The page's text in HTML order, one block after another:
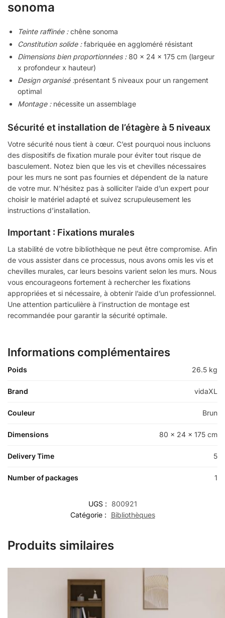
sonoma
Teinte raffinée :chêne sonoma
Constitution solide :fabriquée en aggloméré résistant
Dimensions bien proportionnées :80 x 24 x 175 cm (largeur
x profondeur x hauteur)
Design organisé :présentant 5 niveaux pour un rangement
optimal
Montage :nécessite un assemblage
Sécurité et installation de l’étagère à 5 niveaux
Votre sécurité nous tient à cœur. C’est pourquoi nous incluons
des dispositifs de fixation murale pour éviter tout risque de
basculement. Notez bien que les vis et chevilles nécessaires
pour les murs ne sont pas fournies et dépendent de la nature
de votre mur. N’hésitez pas à solliciter l’aide d’un expert pour
choisir le matériel adapté et suivez scrupuleusement les
instructions d’installation.
Important : Fixations murales
La stabilité de votre bibliothèque ne peut être compromise. Afin
de vous assister dans ce processus, nous avons omis les vis et
chevilles murales, car leurs besoins varient selon les murs. Nous
vous encourageons fortement à rechercher les fixations
appropriées et si nécessaire, à obtenir l’aide d’un professionnel.
Une attention particulière à l’instruction de montage est
recommandée pour garantir la sécurité optimale.
Informations complémentaires
Poids 26.5 kg
Brand vidaXL
Couleur Brun
Dimensions 80 x 24 x 175 cm
Delivery Time 5
Number of packages 1
UGS :
800921
Catégorie :
Bibliothèques
Produits similaires